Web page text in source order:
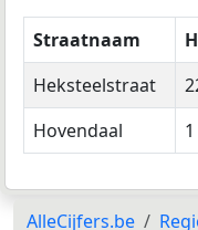
Straatnaam
Heksteelstraat
Hovendaal
AlleCijfers.be